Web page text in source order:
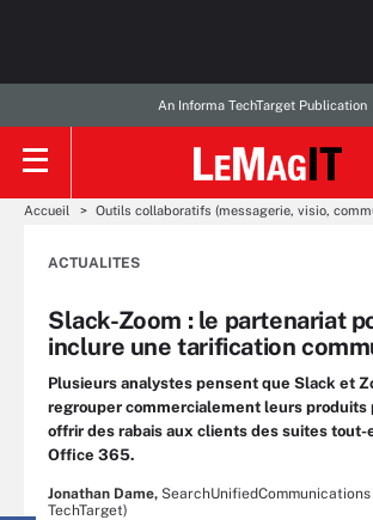
An Informa TechTarget Publication
Accueil Outils collaboratifs (messagerie, visio,
ACTUALITES
Slack-Zoom : le partenariat
inclure une tarification
Plusieurs analystes pensent que Slack et
regrouper commercialement leurs produits
offrir des rabais aux clients des suites tout-
Office 365.
Jonathan Dame,
TechTarget)